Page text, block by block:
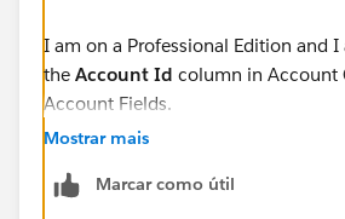
I am on a Professional Edition and
the Account Id column in Account
Account Fields.
Mostrar mais
Marcar como útil